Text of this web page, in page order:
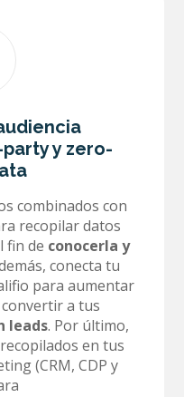
y zero-
combinados con
recopilar datos
fin de conocerla y
conecta tu
para aumentar
a tus
leads. Por último,
en tus
(CRM, CDP y